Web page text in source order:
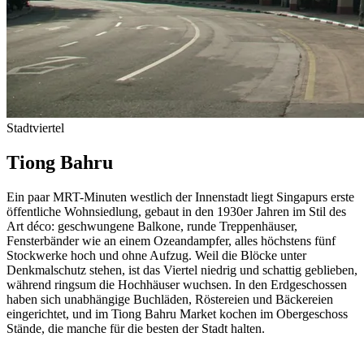
Stadtviertel
Tiong Bahru
Ein paar MRT-Minuten westlich der Innenstadt liegt Singapurs erste
öffentliche Wohnsiedlung, gebaut in den 1930er Jahren im Stil des
Art déco: geschwungene Balkone, runde Treppenhäuser,
Fensterbänder wie an einem Ozeandampfer, alles höchstens fünf
Stockwerke hoch und ohne Aufzug. Weil die Blöcke unter
Denkmalschutz stehen, ist das Viertel niedrig und schattig geblieben,
während ringsum die Hochhäuser wuchsen. In den Erdgeschossen
haben sich unabhängige Buchläden, Röstereien und Bäckereien
eingerichtet, und im Tiong Bahru Market kochen im Obergeschoss
Stände, die manche für die besten der Stadt halten.